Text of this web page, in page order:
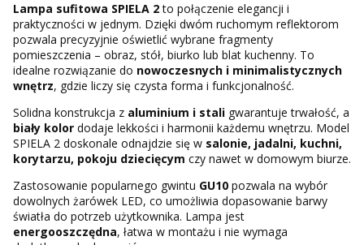
Lampa sufitowa SPIELA 2to połączenie elegancji i
praktyczności w jednym. Dzięki dwóm ruchomym reflektorom
pozwala precyzyjnie oświetlić wybrane fragmenty
pomieszczenia – obraz, stół, biurko lub blat kuchenny. To
idealne rozwiązanie do nowoczesnych i minimalistycznych
wnętrz, gdzie liczy się czysta forma i funkcjonalność.
Solidna konstrukcja z aluminium i stali gwarantuje trwałość, a
biały kolor dodaje lekkości i harmonii każdemu wnętrzu. Model
SPIELA 2 doskonale odnajdzie się w salonie, jadalni, kuchni,
korytarzu, pokoju dziecięcym czy nawet w domowym biurze.
Zastosowanie popularnego gwintu GU10 pozwala na wybór
dowolnych żarówek LED, co umożliwia dopasowanie barwy
światła do potrzeb użytkownika. Lampa jest
energooszczędna, łatwa w montażu i nie wymaga